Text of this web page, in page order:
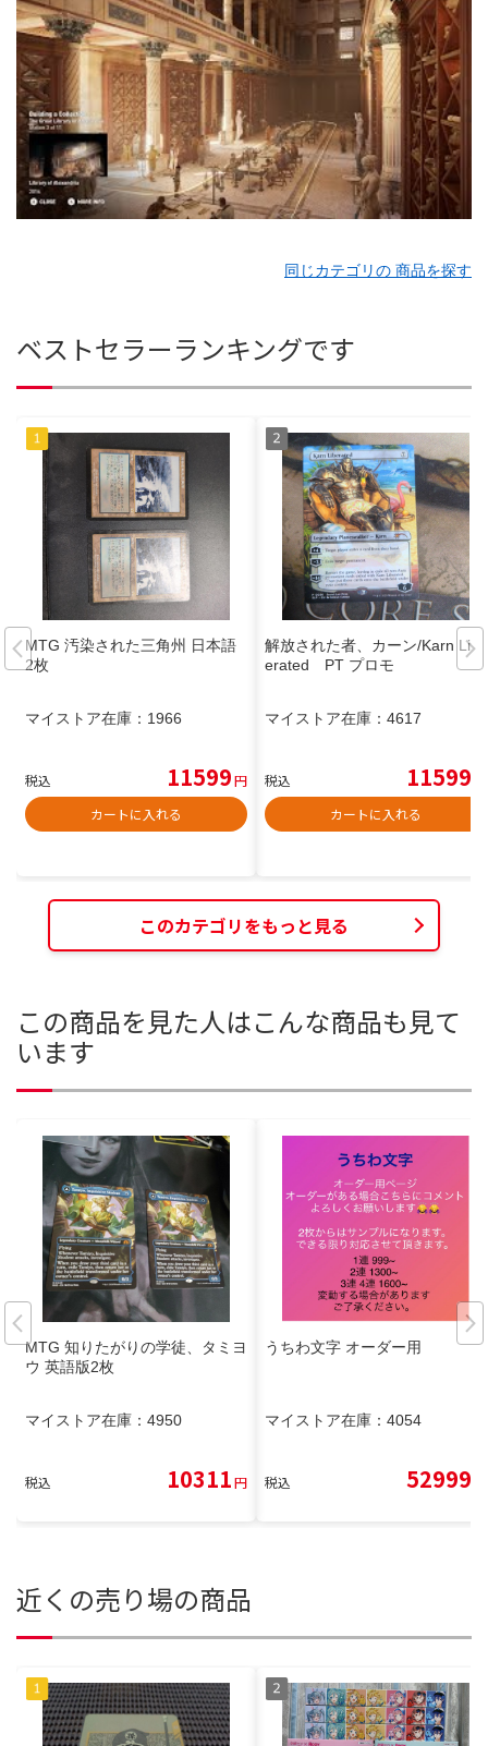
同じカテゴリの 商品を探す
ベストセラーランキングです
MTG 汚染された三角州 日本語
2枚
マイストア在庫： 1966
税込 11599円
カートに入れる
解放された者、カーン/Karn Lib
erated PT プロモ
マイストア在庫： 4617
税込 11599
カートに入れる
このカテゴリをもっと見る
この商品を見た人はこんな商品も見て
います
MTG 知りたがりの学徒、タミヨ
ウ 英語版2枚
マイストア在庫： 4950
税込 10311円
うちわ文字 オーダー用
マイストア在庫： 4054
税込 52999
近くの売り場の商品